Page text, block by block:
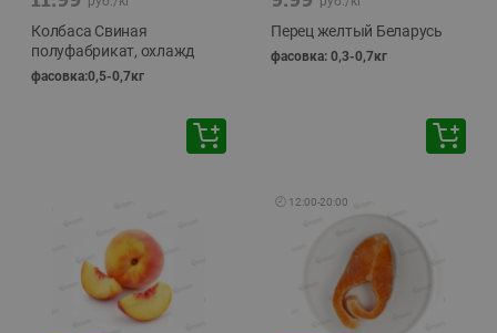
Колбаса Свиная
полуфабрикат, охлажд
фасовка:0,5-0,7кг
Перец желтый Беларусь
фасовка: 0,3-0,7кг
🕘 12:00-20:00